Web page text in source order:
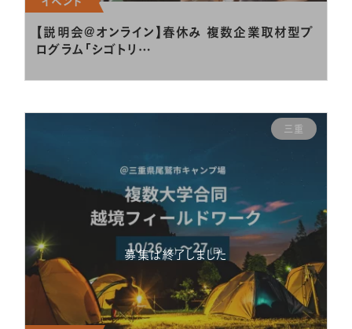
【説明会@オンライン】春休み 複数企業取材型プ
ログラム「シゴトリ…
三重
募集は終了しました